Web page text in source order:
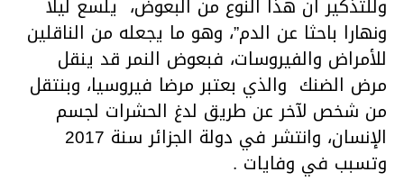
ونهارا باحثا عن الدم”، وهو ما يجعله من الناقلين
للأمراض والفيروسات، فبعوض النمر قد ينقل
مرض الضنك والذي بعتبر مرضا فيروسيا، وبنتقل
من شخص لآخر عن طريق لدغ الحشرات لجسم
الإنسان، وانتشر في دولة الجزائر سنة 2017
وتسبب في وفايات .